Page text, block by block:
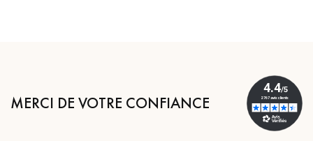
MERCI DE VOTRE CONFIANCE